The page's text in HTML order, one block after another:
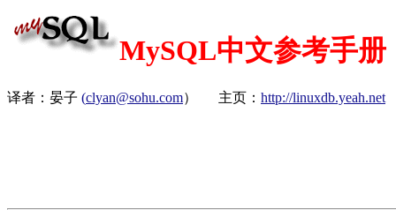
MySQL中文参考手册
译者：晏子 (clyan@sohu.com） 主页： http://linuxdb.yeah.net